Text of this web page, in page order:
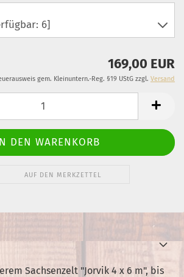
169,00 EUR
gem. Kleinuntern.-Reg. §19 UStG zzgl. Versand
AUF DEN MERKZETTEL
Sachsenzelt "Jorvik 4 x 6 m", bis